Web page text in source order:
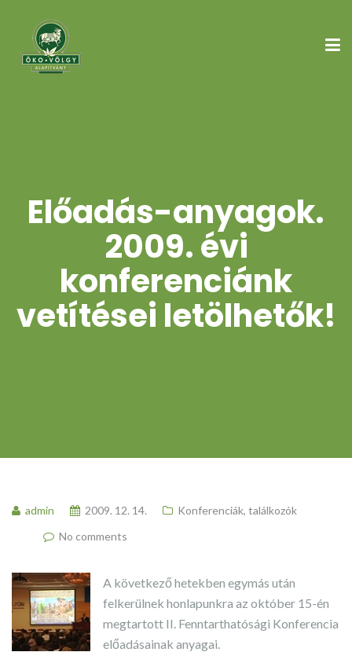
Előadás-anyagok.
2009. évi
konferenciánk
vetítései letölhetők!
admin 2009. 12. 14.
Konferenciák, találkozók
No comments
A következő hetekben egymás után
felkerülnek honlapunkra az október 15-én
megtartott II. Fenntarthatósági Konferencia
előadásainak anyagai.